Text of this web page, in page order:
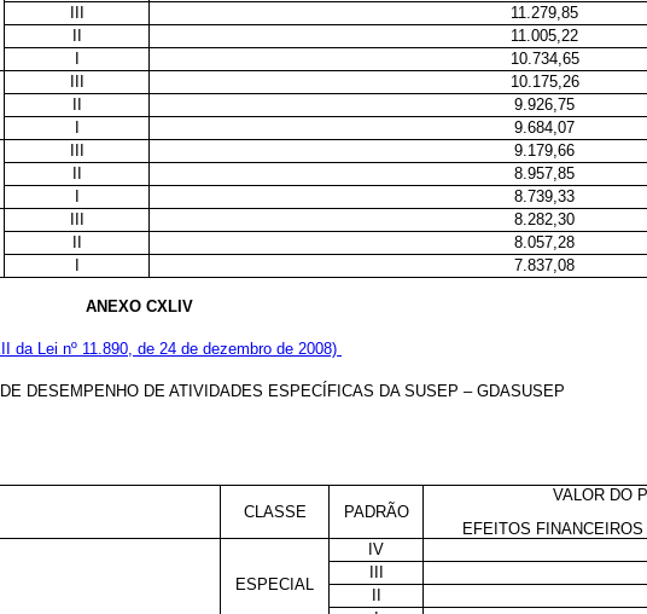
11.279,85
11.005,22
10.734,65
10.175,26
9.926,75
9.684,07
9.179,66
8.957,85
8.739,33
8.282,30
8.057,28
7.837,08
ANEXO CXLIV
da Lei nº 11.890, de 24 de dezembro de 2008)
DESEMPENHO DE ATIVIDADES ESPECÍFICAS DA SUSEP – GDASUSEP
CLASSE PADRÃO
VALOR DO
EFEITOS
ESPECIAL
IV